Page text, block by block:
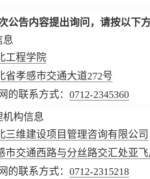
公告内容提出询问，请按以下
息
工程学院
省孝感市交通大道272号
的联系方式： 0712-2345360
机构信息
三维建设项目管理咨询有限公司
市交通西路与分丝路交汇处亚
的联系方式： 0712-2315218